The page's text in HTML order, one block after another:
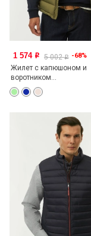
1 574 o 5 002o -68%
Жилет с капюшоном и
воротником...